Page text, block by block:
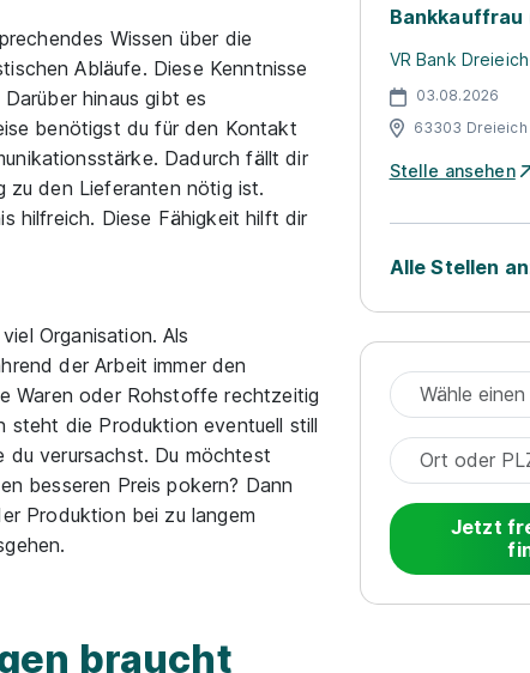
Wissen über die
Abläufe. Diese Kenntnisse
hinaus gibt es
benötigst du für den Kontakt
Dadurch fällt dir
zu den Lieferanten nötig ist.
hilfreich. Diese Fähigkeit hilft dir
Organisation. Als
der Arbeit immer den
Waren oder Rohstoffe rechtzeitig
steht die Produktion eventuell still
verursachst. Du möchtest
besseren Preis pokern? Dann
Produktion bei zu langem
braucht
Bankkauffrau
VR Bank
03.08.2026
63303 Dreieich
Stelle ansehen
Alle Stellen
Jetzt